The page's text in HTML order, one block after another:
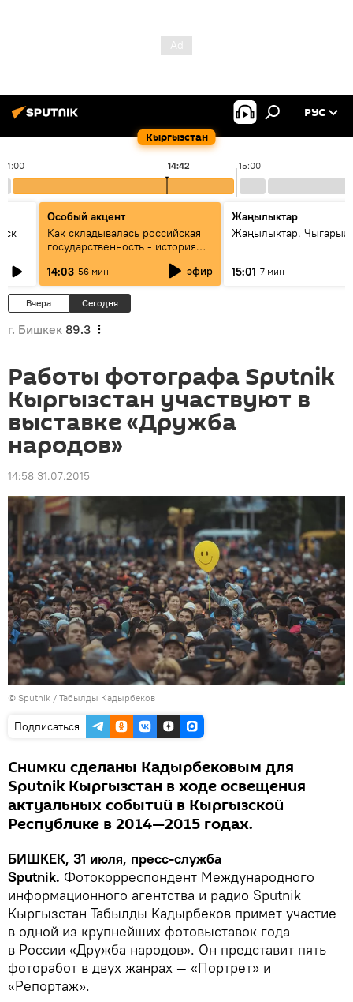
Кыргызстан
РУС
14:00 15:00
14:42
Особый акцент
Как складывалась российская
государственность - история
России и геополитика Евразии
глазами аналитиков
14:03 56 мин эфир
Жаңылыктар
Жаңылыктар.
15:01 7 мин
Вчера Сегодня
г. Бишкек 89.3
Работы фотографа Sputnik
Кыргызстан участвуют в
выставке «Дружба
народов»
14:58 31.07.2015
© Sputnik / Табылды Кадырбеков
Подписаться
Снимки сделаны Кадырбековым для
Sputnik Кыргызстан в ходе освещения
актуальных событий в Кыргызской
Республике в 2014—2015 годах.
БИШКЕК, 31 июля, пресс-служба
Sputnik. Фотокорреспондент Международного
информационного агентства и радио Sputnik
Кыргызстан Табылды Кадырбеков примет участие
в одной из крупнейших фотовыставок года
в России «Дружба народов». Он представит пять
фоторабот в двух жанрах — «Портрет» и
«Репортаж».